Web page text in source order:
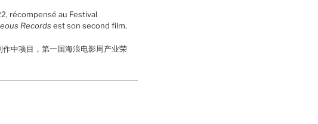
récompensé au Festival
Records est son second film.
中项目，第一届海浪电影周产业荣